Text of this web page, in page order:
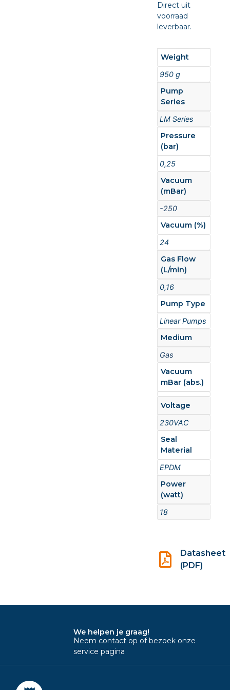
Direct uit
voorraad
leverbaar.
Weight
950 g
Pump
Series
LM Series
Pressure
(bar)
0,25
Vacuum
(mBar)
-250
Vacuum (%)
24
Gas Flow
(L/min)
0,16
Pump Type
Linear Pumps
Medium
Gas
Vacuum
mBar (abs.)
Voltage
230VAC
Seal
Material
EPDM
Power
(watt)
18
Datasheet
(PDF)
We helpen je graag!
Neem contact op of bezoek onze
service pagina